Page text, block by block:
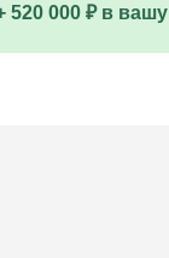
520 000 ₽ в
520 000 ₽ в